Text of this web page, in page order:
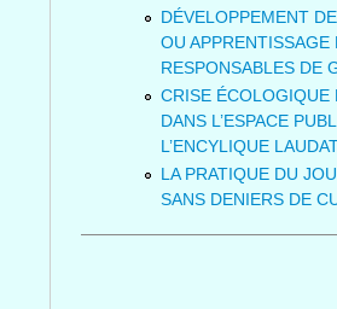
DÉVELOPPEMENT
OU
RESPONSABLES DE
CRISE ÉCOLOGIQUE
DANS L’ESPACE
L’ENCYLIQUE
LA PRATIQUE DU
SANS DENIERS DE